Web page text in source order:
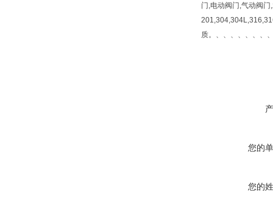
门,电动阀门,气动阀
质。、、、、、、、
您的
您的